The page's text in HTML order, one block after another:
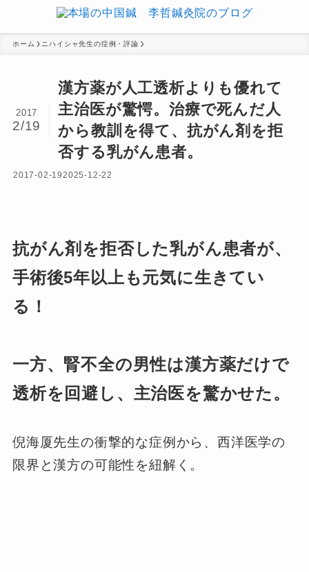
ホーム ニハイシャ先生の症例・評論
漢方薬が人工透析よりも優れて
主治医が驚愕。治療で死んだ人
から教訓を得て、抗がん剤を拒
否する乳がん患者。
2017
2/19
2017-02-192025-12-22
抗がん剤を拒否した乳がん患者が、
手術後5年以上も元気に生きてい
る！
一方、腎不全の男性は漢方薬だけで
透析を回避し、主治医を驚かせた。
倪海厦先生の衝撃的な症例から、西洋医学の
限界と漢方の可能性を紐解く。